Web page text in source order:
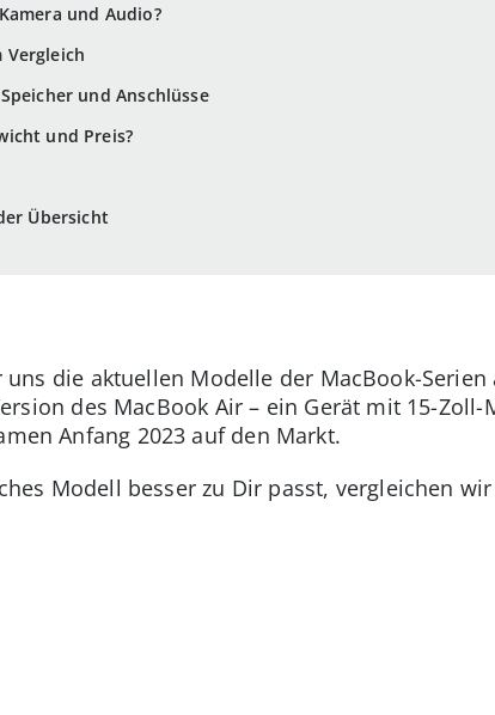
und Audio?
Vergleich
und Anschlüsse
und Preis?
Übersicht
die aktuellen Modelle der MacBook-Serien
des MacBook Air – ein Gerät mit 15-
Anfang 2023 auf den Markt.
Modell besser zu Dir passt, vergleichen